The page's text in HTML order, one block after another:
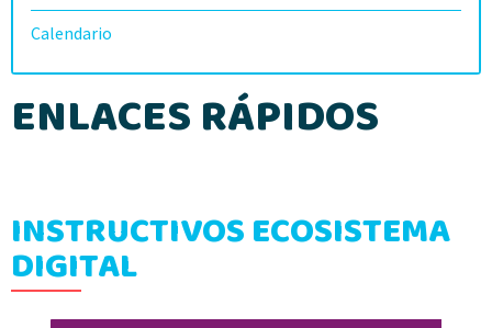
Calendario
ENLACES RÁPIDOS
INSTRUCTIVOS ECOSISTEMA
DIGITAL